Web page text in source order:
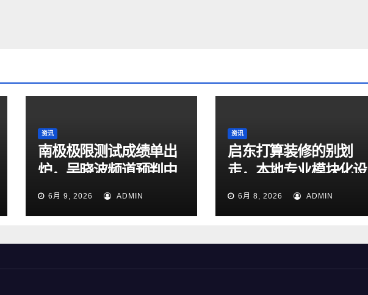
资讯
南极极限测试成绩单出
炉，吴晓波频道预判中
国制造的真正转折点
6月 9, 2026 ADMIN
资讯
启东打算装修的别划
走，本地专业模块化设
计机构帮你装出舒适好
6月 8, 2026 ADMIN